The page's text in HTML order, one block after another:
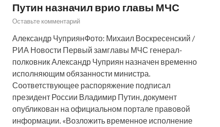
Путин назначил врио главы МЧС
Оставьте комментарий
Александр ЧуприянФото: Михаил Воскресенский /
РИА Новости Первый замглавы МЧС генерал-
полковник Александр Чуприян назначен временно
исполняющим обязанности министра.
Соответствующее распоряжение подписал
президент России Владимир Путин, документ
опубликован на официальном портале правовой
информации. «Возложить временное исполнение